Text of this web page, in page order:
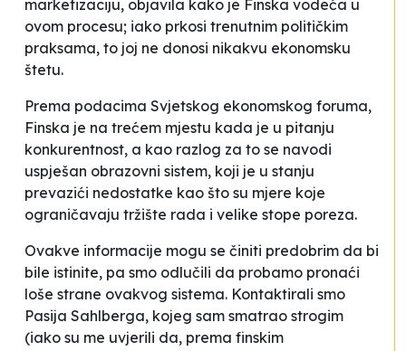
marketizaciju, objavila kako je Finska vodeća u
ovom procesu; iako prkosi trenutnim političkim
praksama, to joj ne donosi nikakvu ekonomsku
štetu.
Prema podacima Svjetskog ekonomskog foruma,
Finska je na trećem mjestu kada je u pitanju
konkurentnost, a kao razlog za to se navodi
uspješan obrazovni sistem, koji je u stanju
prevazići nedostatke kao što su mjere koje
ograničavaju tržište rada i velike stope poreza.
Ovakve informacije mogu se činiti predobrim da bi
bile istinite, pa smo odlučili da probamo pronaći
loše strane ovakvog sistema. Kontaktirali smo
Pasija Sahlberga, kojeg sam smatrao strogim
(iako su me uvjerili da, prema finskim